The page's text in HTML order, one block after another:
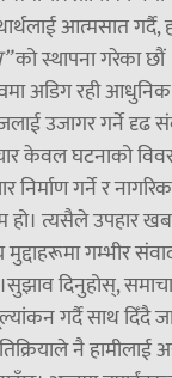
आत्मसात गर्दै,
को स्थापना गरेका छौं
अडिग रही
उजागर गर्ने दृढ
केवल घटनाको
निर्माण गर्ने र
हो। त्यसैले उपहार
मुद्दाहरूमा गम्भीर
दिनुहोस्,
गर्दै साथ दिँदै
नै